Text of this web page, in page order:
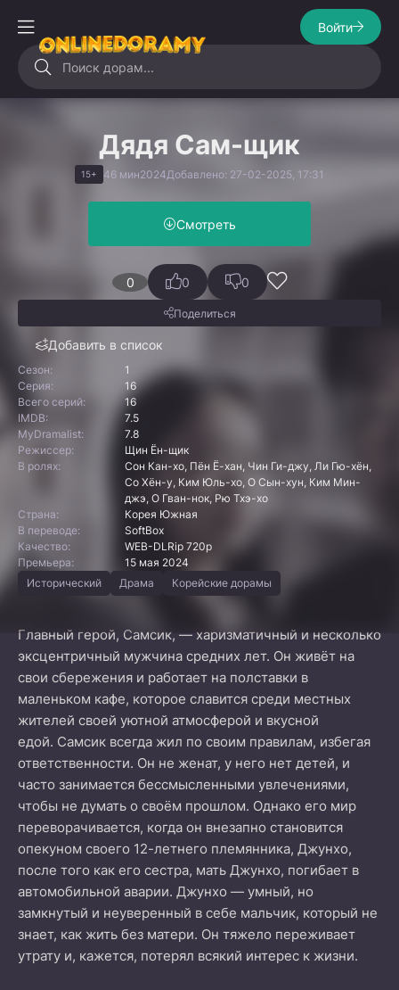
Войти
Дядя Сам-щик
15+ 46 мин2024Добавлено: 27-02-2025, 17:31
Смотреть
0
Добавить в список
0 0
Поделиться
Сезон:
1
Серия:
16
Всего серий:
16
IMDB:
7.5
MyDramalist:
7.8
Режиссер:
Щин Ён-щик
В ролях:
Сон Кан-хо, Пён Ё-хан, Чин Ги-джу, Ли Гю-хён,
Со Хён-у, Ким Юль-хо, О Сын-хун, Ким Мин-
джэ, О Гван-нок, Рю Тхэ-хо
Страна:
Корея Южная
В переводе:
SoftBox
Качество:
WEB-DLRip 720p
Премьера:
15 мая 2024
Исторический
Драма Корейские дорамы
Главный герой, Самсик, — харизматичный и несколько
эксцентричный мужчина средних лет. Он живёт на
свои сбережения и работает на полставки в
маленьком кафе, которое славится среди местных
жителей своей уютной атмосферой и вкусной
едой. Самсик всегда жил по своим правилам, избегая
ответственности. Он не женат, у него нет детей, и
часто занимается бессмысленными увлечениями,
чтобы не думать о своём прошлом. Однако его мир
переворачивается, когда он внезапно становится
опекуном своего 12-летнего племянника, Джунхо,
после того как его сестра, мать Джунхо, погибает в
автомобильной аварии. Джунхо — умный, но
замкнутый и неуверенный в себе мальчик, который не
знает, как жить без матери. Он тяжело переживает
утрату и, кажется, потерял всякий интерес к жизни.